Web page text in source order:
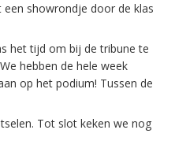
showrondje door de klas
het tijd om bij de tribune te
hebben de hele week
op het podium! Tussen de
Tot slot keken we nog